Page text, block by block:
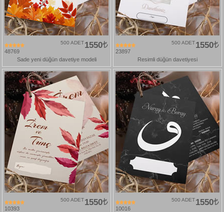
48769
1550
500 ADET
Sade yeni düğün davetiye modeli
23897
1550
500 ADET
Resimli düğün davetiyesi
10393
1550
500 ADET
10016
1550
500 ADET